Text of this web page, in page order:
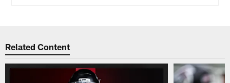
Related Content